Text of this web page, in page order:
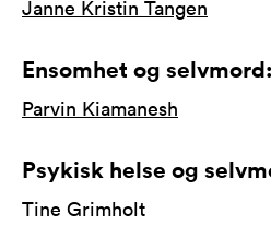
Janne Kristin Tangen
Ensomhet og selvmord:
Parvin Kiamanesh
Psykisk helse og
Tine Grimholt